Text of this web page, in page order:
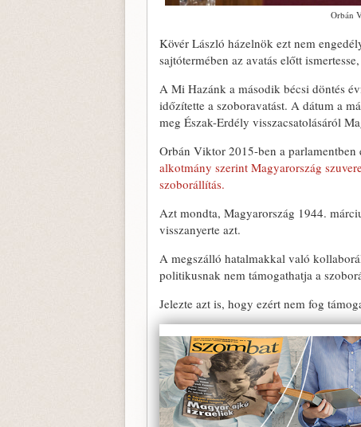
Orbán
Kövér László házelnök ezt nem
sajtótermében az avatás előtt
A Mi Hazánk a második bécsi döntés
időzítette a szoboravatást. A dátum a
meg Észak-Erdély visszacsatolásáról
Orbán Viktor 2015-ben a
alkotmány szerint Magyarország
szoborállítás.
Azt mondta, Magyarország 1944.
visszanyerte azt.
A megszálló hatalmakkal való
politikusnak nem támogathatja a
Jelezte azt is, hogy ezért nem fog